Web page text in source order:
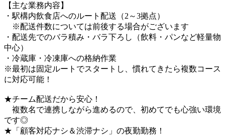
【主な業務内容】
・駅構内飲食店へのルート配送（2～3拠点）
※配送件数については前後する場合がございます
・配送先でのバラ積み・バラ下ろし（飲料・パンなど軽量物
中心）
・冷蔵庫・冷凍庫への格納作業
※最初は固定ルートでスタートし、慣れてきたら複数コース
に対応可能！
★チーム配送だから安心！
複数名で連携しながら進めるので、初めてでも心強い環境
です◎
★「顧客対応ナシ＆渋滞ナシ」の夜勤勤務！